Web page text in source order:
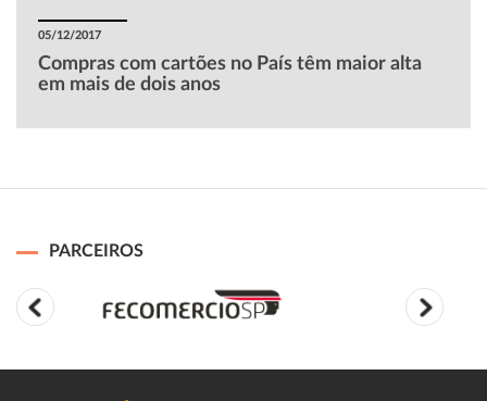
05/12/2017
Compras com cartões no País têm maior alta
em mais de dois anos
PARCEIROS